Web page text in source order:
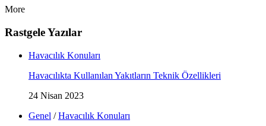
More
Rastgele Yazılar
Havacılık Konuları
Havacılıkta Kullanılan Yakıtların Teknik Özellikleri
24 Nisan 2023
Genel /Havacılık Konuları